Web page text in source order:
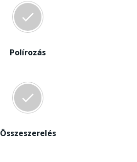
Polírozás
Összeszerelés